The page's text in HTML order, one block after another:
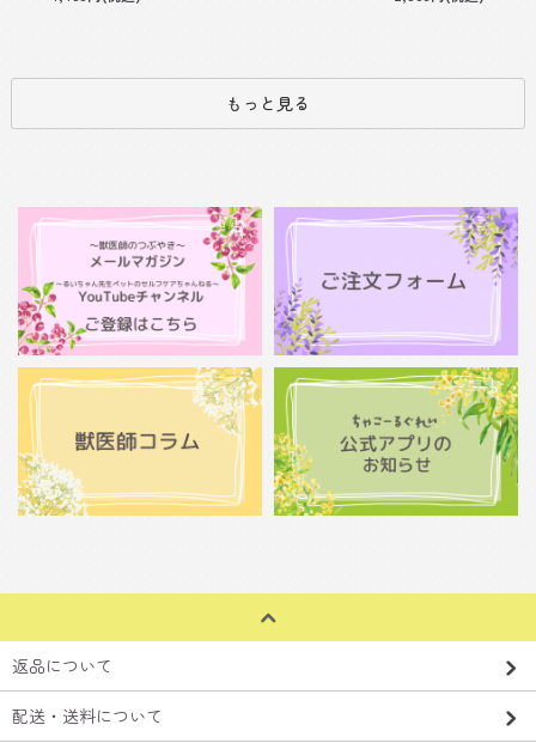
もっと見る
返品について
配送・送料について